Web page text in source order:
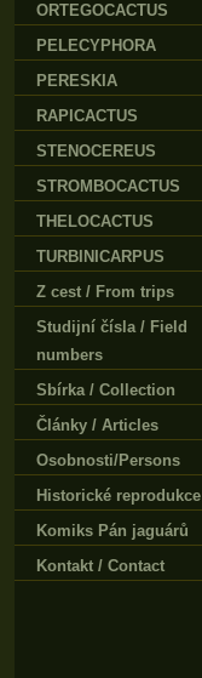
ORTEGOCACTUS
PELECYPHORA
PERESKIA
RAPICACTUS
STENOCEREUS
STROMBOCACTUS
THELOCACTUS
TURBINICARPUS
Z cest / From trips
Studijní čísla / Field
numbers
Sbírka / Collection
Články / Articles
Osobnosti/Persons
Historické reprodukce
Komiks Pán jaguárů
Kontakt / Contact